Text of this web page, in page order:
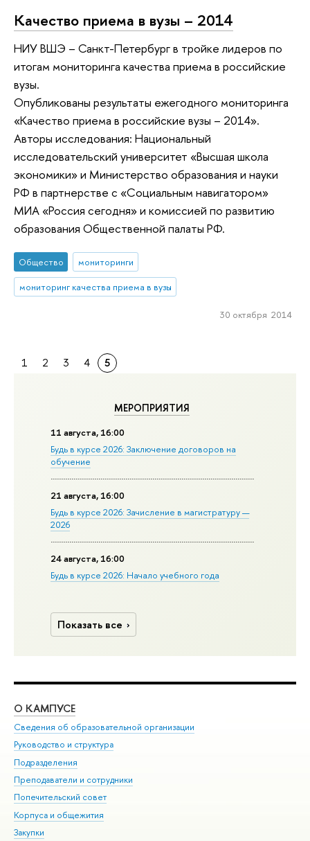
МЕРОПРИЯТИЯ
11 августа, 16:00
Будь в курсе 2026: Заключение договоров на
обучение
21 августа, 16:00
Будь в курсе 2026: Зачисление в магистратуру —
2026
24 августа, 16:00
Будь в курсе 2026: Начало учебного года
Показать все
Качество приема в вузы – 2014
НИУ ВШЭ – Санкт-Петербург в тройке лидеров по
итогам мониторинга качества приема в российские
вузы.
Опубликованы результаты ежегодного мониторинга
«Качество приема в российские вузы – 2014».
Авторы исследования: Национальный
исследовательский университет «Высшая школа
экономики» и Министерство образования и науки
РФ в партнерстве с «Социальным навигатором»
МИА «Россия сегодня» и комиссией по развитию
образования Общественной палаты РФ.
Общество
мониторинги
мониторинг качества приема в вузы
30 октября 2014
1 2 3 4 5
О КАМПУСЕ
Сведения об образовательной организации
Руководство и структура
Подразделения
Преподаватели и сотрудники
Попечительский совет
Корпуса и общежития
Закупки